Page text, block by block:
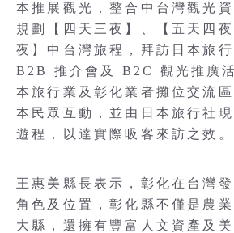
本推展觀光，整合中台灣觀光
規劃【四天三夜】、【五天四
夜】中台灣旅程，拜訪日本旅
B2B 推介會及 B2C 觀光推廣
本旅行業及彰化業者攤位交流
本民眾互動，並由日本旅行社
遊程，以達實際吸客來訪之效。
王惠美縣長表示，彰化在台灣
角色及位置，彰化縣不僅是農
大縣，還擁有豐富人文資產及